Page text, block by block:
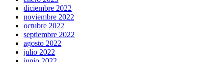
diciembre 2022
noviembre 2022
octubre 2022
septiembre 2022
agosto 2022
julio 2022